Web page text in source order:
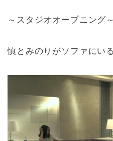
～スタジオオープニング～
慎とみのりがソファにいる